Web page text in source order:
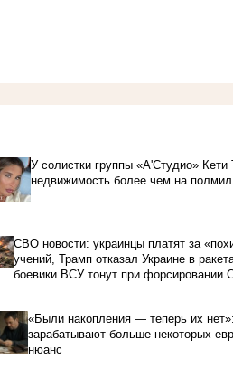
У солистки группы «А'Студио»
недвижимость более чем на
СВО новости: украинцы платят за
учений, Трамп отказал Украине в
боевики ВСУ тонут при форсировании
«Были накопления — теперь их
зарабатывают больше некоторых
нюанс